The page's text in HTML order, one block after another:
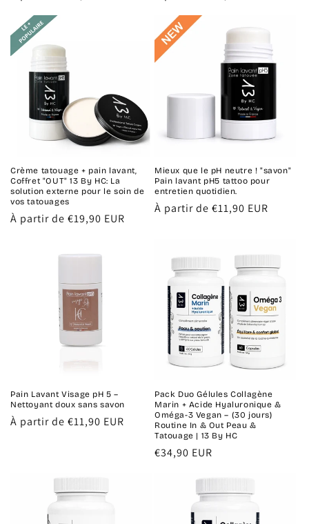
Crème tatouage + pain lavant,
Coffret "OUT" 13 By HC: La
solution externe pour le soin de
vos tatouages
Prix
À partir de €19,90 EUR
Mieux que le pH neutre ! "savon"
Pain lavant pH5 tattoo pour
entretien quotidien.
Prix
À partir de €11,90 EUR
Pain Lavant Visage pH 5 –
Nettoyant doux sans savon
Prix
À partir de €11,90 EUR
Pack Duo Gélules Collagène
Marin + Acide Hyaluronique &
Oméga-3 Vegan – (30 jours)
Routine In & Out Peau &
Tatouage | 13 By HC
Prix
€34,90 EUR